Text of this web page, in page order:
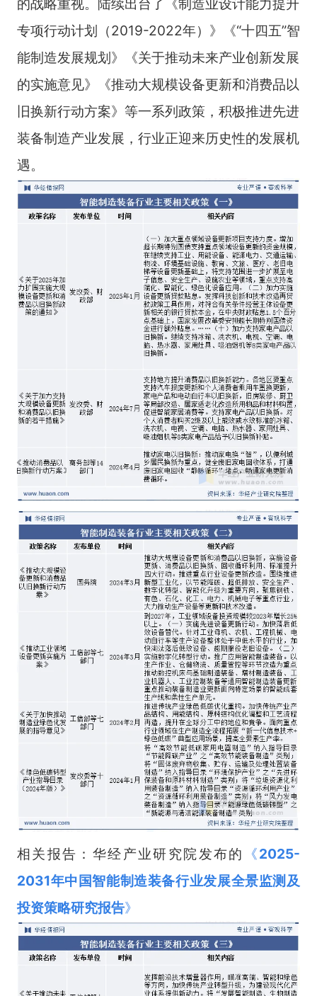
的战略重视。陆续出台了《制造业设计能力提升
专项行动计划（2019-2022年）》《“十四五”智
能制造发展规划》《关于推动未来产业创新发展
的实施意见》《推动大规模设备更新和消费品以
旧换新行动方案》等一系列政策，积极推进先进
装备制造产业发展，行业正迎来历史性的发展机
遇。
相关报告：华经产业研究院发布的 《2025-
2031年中国智能制造装备行业发展全景监测及
投资策略研究报告》